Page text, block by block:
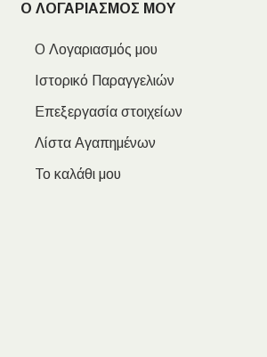
Ο ΛΟΓΑΡΙΑΣΜΟΣ ΜΟΥ
Ο Λογαριασμός μου
Ιστορικό Παραγγελιών
Επεξεργασία στοιχείων
Λίστα Αγαπημένων
Το καλάθι μου